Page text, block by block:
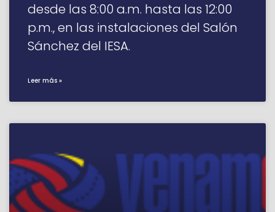
desde las 8:00 a.m. hasta las 12:00
p.m., en las instalaciones del Salón
Sánchez del IESA.
Leer más »